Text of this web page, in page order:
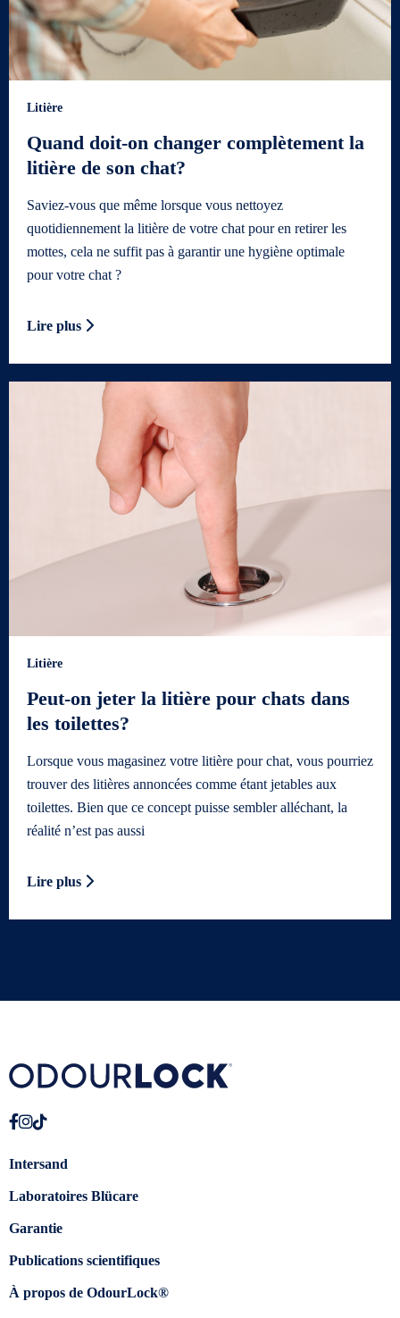
Litière
Quand doit-on changer complètement la
litière de son chat?
Saviez-vous que même lorsque vous nettoyez
quotidiennement la litière de votre chat pour en retirer les
mottes, cela ne suffit pas à garantir une hygiène optimale
pour votre chat ?
Lire plus
Litière
Peut-on jeter la litière pour chats dans
les toilettes?
Lorsque vous magasinez votre litière pour chat, vous pourriez
trouver des litières annoncées comme étant jetables aux
toilettes. Bien que ce concept puisse sembler alléchant, la
réalité n’est pas aussi
Lire plus
Intersand
Laboratoires Blücare
Garantie
Publications scientifiques
À propos de OdourLock®